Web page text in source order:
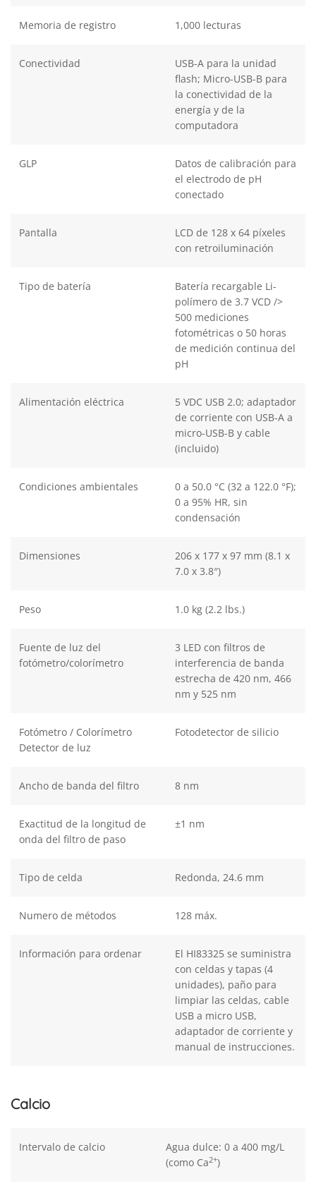
Memoria de registro 1,000 lecturas
Conectividad
USB-A para la unidad
flash; Micro-USB-B para
la conectividad de la
energía y de la
computadora
GLP
Datos de calibración para
el electrodo de pH
conectado
Pantalla
LCD de 128 x 64 píxeles
con retroiluminación
Tipo de batería
Batería recargable Li-
polímero de 3.7 VCD />
500 mediciones
fotométricas o 50 horas
de medición continua del
pH
Alimentación eléctrica
5 VDC USB 2.0; adaptador
de corriente con USB-A a
micro-USB-B y cable
(incluido)
Condiciones ambientales
0 a 50.0 °C (32 a 122.0 °F);
0 a 95% HR, sin
condensación
Dimensiones
206 x 177 x 97 mm (8.1 x
7.0 x 3.8″)
Peso 1.0 kg (2.2 lbs.)
Fuente de luz del
fotómetro/colorímetro
3 LED con filtros de
interferencia de banda
estrecha de 420 nm, 466
nm y 525 nm
Fotómetro / Colorímetro
Detector de luz
Fotodetector de silicio
Ancho de banda del filtro 8 nm
Exactitud de la longitud de
onda del filtro de paso
±1 nm
Tipo de celda Redonda, 24.6 mm
Numero de métodos 128 máx.
Información para ordenar
El HI83325 se suministra
con celdas y tapas (4
unidades), paño para
limpiar las celdas, cable
USB a micro USB,
adaptador de corriente y
manual de instrucciones.
Calcio
Intervalo de calcio
Agua dulce: 0 a 400 mg/L
(como Ca2+)